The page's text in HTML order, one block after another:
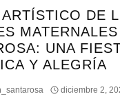
DE
UNA
Y ALEGRÍA
diciembre 2,